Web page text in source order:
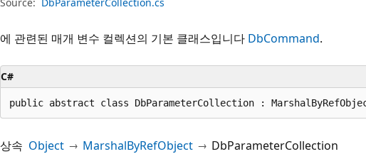
에 관련된 매개 변수 컬렉션의 기본 클래스입니다 DbCommand.
C#
public abstract class DbParameterCollection :
상속 Object MarshalByRefObject DbParameterCollection